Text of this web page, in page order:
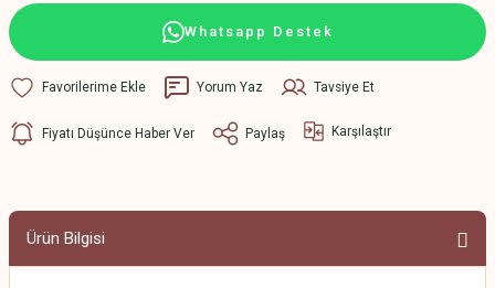
Whatsapp Destek
Yorum Yaz Tavsiye Et
Fiyatı Düşünce Haber Ver Paylaş Karşılaştır
Ürün Bilgisi